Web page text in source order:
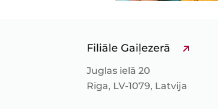
Filiāle Gaiļezerā
Juglas ielā 20
Rīga, LV-1079, Latvija